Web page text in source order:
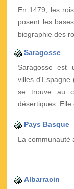
En 1479, les
posent les
biographie des
Saragosse
Saragosse est
villes d'Espagne
se trouve au
désertiques. Elle
Pays Basque
La communauté
Albarracin